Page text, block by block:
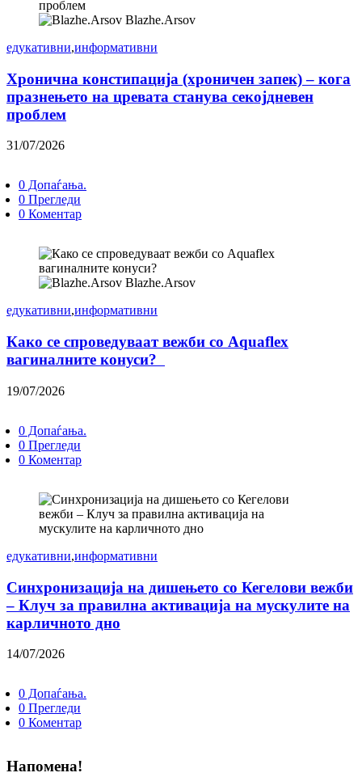
Blazhe.Arsov
едукативни,информативни
Хронична констипација (хроничен запек) – кога
празнењето на цревата станува секојдневен
проблем
31/07/2026
0 Допаѓања.
0 Прегледи
0 Коментар
Blazhe.Arsov
едукативни,информативни
Како се спроведуваат вежби со Aquaflex
вагиналните конуси?
19/07/2026
0 Допаѓања.
0 Прегледи
0 Коментар
едукативни,информативни
Синхронизација на дишењето со Кегелови вежби
– Клуч за правилна активација на мускулите на
карличното дно
14/07/2026
0 Допаѓања.
0 Прегледи
0 Коментар
Напомена!